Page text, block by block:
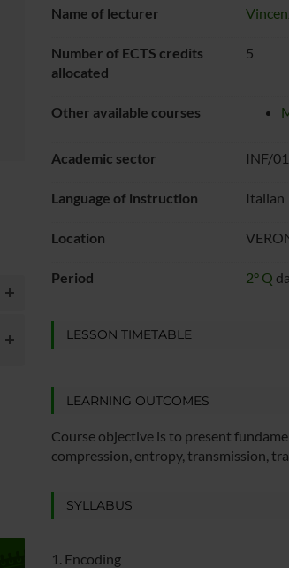
Name of lecturer
Number of ECTS credits
allocated
5
Other available courses
Academic sector INF/
Language of instruction Italian
Location
Period 2° Q
LESSON TIMETABLE
LEARNING OUTCOMES
Course objective is to present
compression, entropy, transmission,
SYLLABUS
1. Encoding